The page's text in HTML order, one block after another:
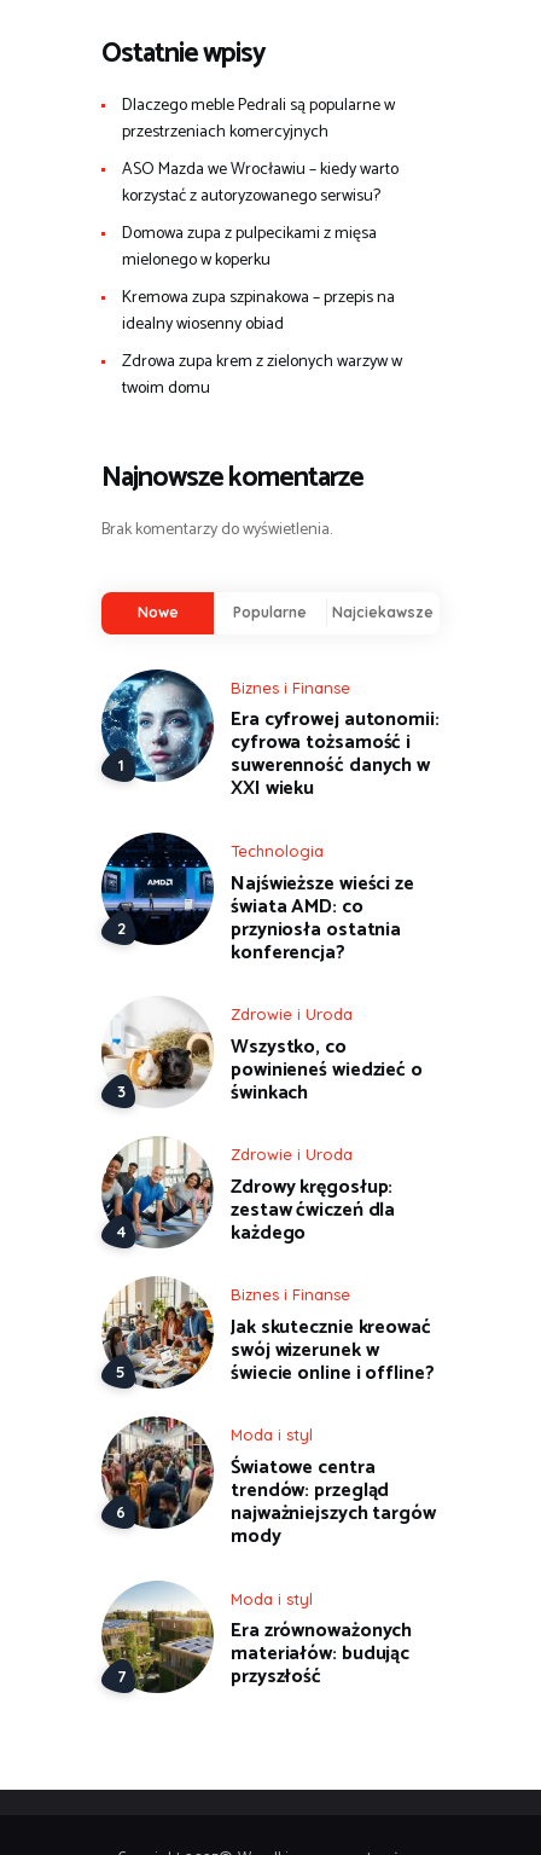
Ostatnie wpisy
Dlaczego meble Pedrali są popularne w
przestrzeniach komercyjnych
ASO Mazda we Wrocławiu – kiedy warto
korzystać z autoryzowanego serwisu?
Domowa zupa z pulpecikami z mięsa
mielonego w koperku
Kremowa zupa szpinakowa – przepis na
idealny wiosenny obiad
Zdrowa zupa krem z zielonych warzyw w
twoim domu
Najnowsze komentarze
Brak komentarzy do wyświetlenia.
Nowe Popularne Najciekawsze
Biznes i Finanse
Era cyfrowej autonomii:
cyfrowa tożsamość i
suwerenność danych w
XXI wieku
Technologia
Najświeższe wieści ze
świata AMD: co
przyniosła ostatnia
konferencja?
Zdrowie i Uroda
Wszystko, co
powinieneś wiedzieć o
świnkach
Zdrowie i Uroda
Zdrowy kręgosłup:
zestaw ćwiczeń dla
każdego
Biznes i Finanse
Jak skutecznie kreować
swój wizerunek w
świecie online i offline?
Moda i styl
Światowe centra
trendów: przegląd
najważniejszych targów
mody
Moda i styl
Era zrównoważonych
materiałów: budując
przyszłość